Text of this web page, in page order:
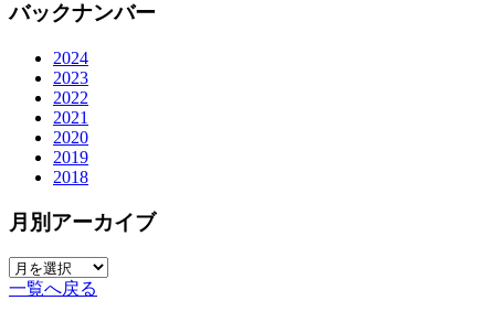
バックナンバー
2024
2023
2022
2021
2020
2019
2018
月別アーカイブ
一覧へ戻る